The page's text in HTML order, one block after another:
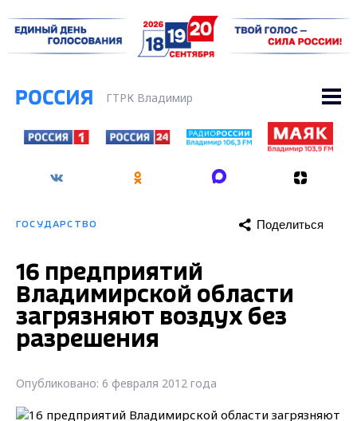
ГТРК Владимир
ГОСУДАРСТВО Поделиться
16 предприятий
Владимирской области
загрязняют воздух без
разрешения
Опубликовано: 6 февраля 2012 года